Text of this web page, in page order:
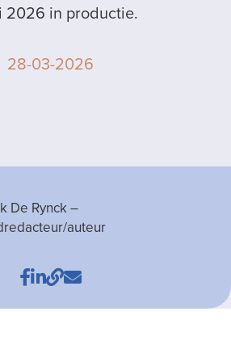
2026 in productie.
28-03-2026
De Rynck–
auteur